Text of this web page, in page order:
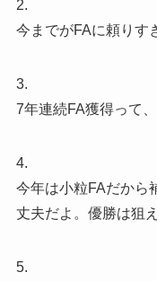
2.
今までがFAに頼りす
3.
7年連続FA獲得って
4.
今年は小粒FAだから
丈夫だよ。優勝は狙え
5.